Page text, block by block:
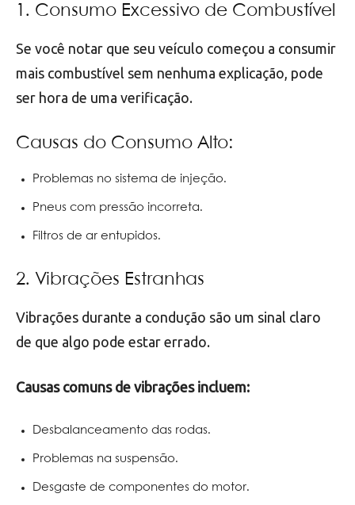
1. Consumo Excessivo de Combustível
Se você notar que seu veículo começou a consumir
mais combustível sem nenhuma explicação, pode
ser hora de uma verificação.
Causas do Consumo Alto:
Problemas no sistema de injeção.
Pneus com pressão incorreta.
Filtros de ar entupidos.
2. Vibrações Estranhas
Vibrações durante a condução são um sinal claro
de que algo pode estar errado.
Causas comuns de vibrações incluem:
Desbalanceamento das rodas.
Problemas na suspensão.
Desgaste de componentes do motor.